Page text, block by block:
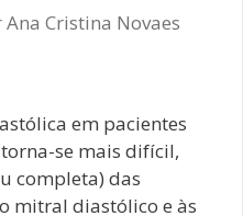
Ana Cristina Novaes
em pacientes
se mais difícil,
completa) das
mitral diastólico e às